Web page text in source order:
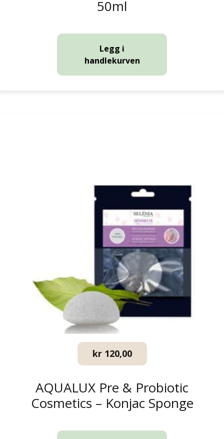
50ml
Legg i
handlekurven
kr120,00
AQUALUX Pre & Probiotic
Cosmetics – Konjac Sponge